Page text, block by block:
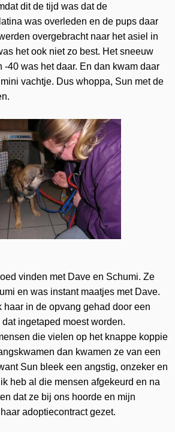
dit de tijd was dat de
was overleden en de pups daar
overgebracht naar het asiel in
het ook niet zo best. Het sneeuw
-40 was het daar. En dan kwam daar
vachtje. Dus whoppa, Sun met de
vinden met Dave en Schumi. Ze
en was instant maatjes met Dave.
haar in de opvang gehad door een
ingetaped moest worden.
die vielen op het knappe koppie
dan kwamen ze van een
Sun bleek een angstig, onzeker en
heb al die mensen afgekeurd en na
dat ze bij ons hoorde en mijn
adoptiecontract gezet.